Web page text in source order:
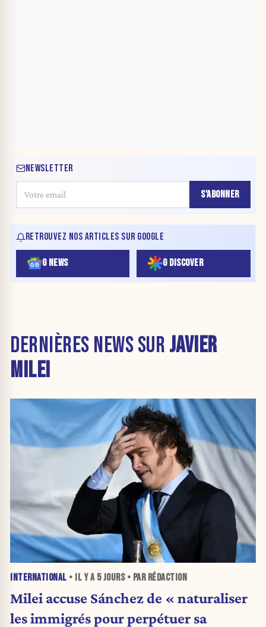
NEWSLETTER
S'ABONNER
RETROUVEZ NOS ARTICLES SUR GOOGLE
G NEWS G DISCOVER
DERNIÈRES NEWS SUR JAVIER
MILEI
INTERNATIONAL • IL Y A 5 JOURS• PAR RÉDACTION
Milei accuse Sánchez de « naturaliser
les immigrés pour perpétuer sa